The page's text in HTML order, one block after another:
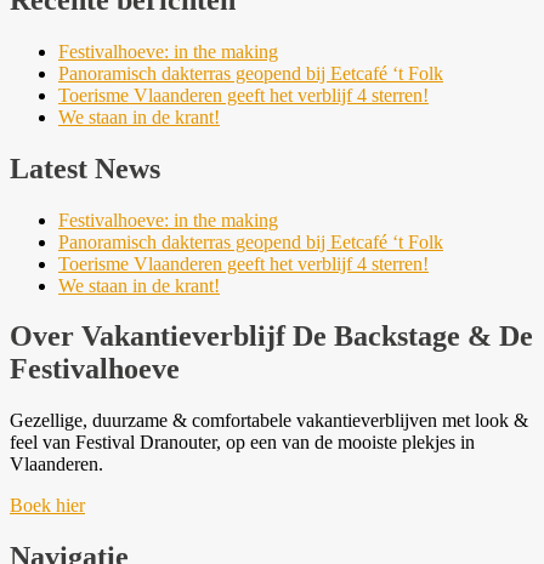
Festivalhoeve: in the making
Panoramisch dakterras geopend bij Eetcafé ‘t Folk
Toerisme Vlaanderen geeft het verblijf 4 sterren!
We staan in de krant!
Latest News
Festivalhoeve: in the making
Panoramisch dakterras geopend bij Eetcafé ‘t Folk
Toerisme Vlaanderen geeft het verblijf 4 sterren!
We staan in de krant!
Over Vakantieverblijf De Backstage & De
Festivalhoeve
Gezellige, duurzame & comfortabele vakantieverblijven met look &
feel van Festival Dranouter, op een van de mooiste plekjes in
Vlaanderen.
Boek hier
Navigatie